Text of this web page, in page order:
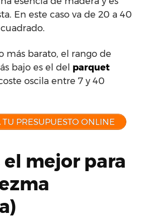
En este caso va de 20 a 40
más barato, el rango de
bajo es el del parquet
oscila entre 7 y 40
PRESUPUESTO ONLINE
el mejor para